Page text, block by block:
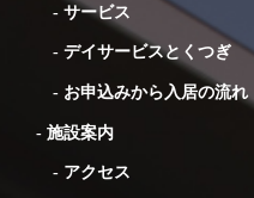
-サービス
-デイサービスとくつぎ
- お申込みから入居の流れ
-施設案内
- アクセス